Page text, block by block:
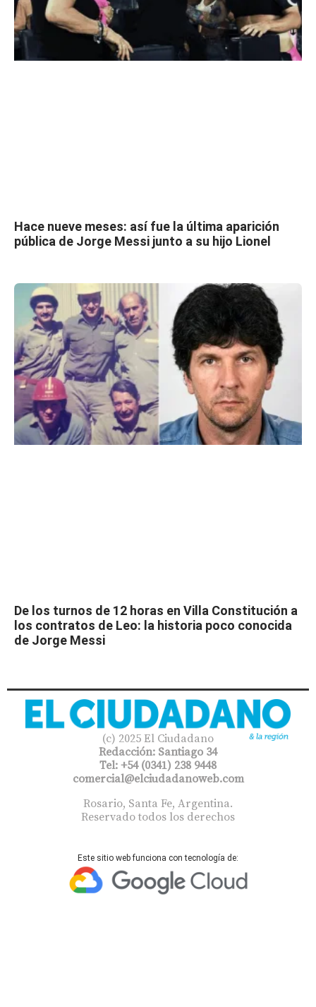
Hace nueve meses: así fue la última aparición
pública de Jorge Messi junto a su hijo Lionel
De los turnos de 12 horas en Villa Constitución a
los contratos de Leo: la historia poco conocida
de Jorge Messi
(c) 2025 El Ciudadano
Redacción: Santiago 34
Tel: +54 (0341) 238 9448
comercial@elciudadanoweb.com​
Rosario, Santa Fe, Argentina.
Reservado todos los derechos
Este sitio web funciona con tecnología de: